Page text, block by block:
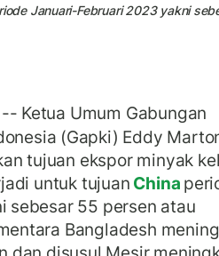
Januari-Februari 2023 yakni
-- Ketua Umum Gabungan
(Gapki) Eddy
tujuan ekspor minyak
untuk tujuan China
sebesar 55 persen atau
Bangladesh